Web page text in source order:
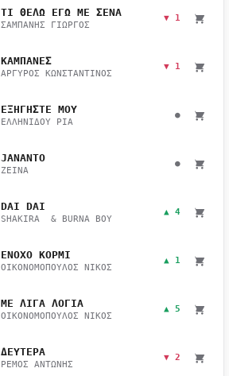
ΤΙ ΘΕΛΩ ΕΓΩ ΜΕ ΣΕΝΑ
ΣΑΜΠΑΝΗΣ ΓΙΩΡΓΟΣ
▼ 1
ΚΑΜΠΑΝΕΣ
ΑΡΓΥΡΟΣ ΚΩΝΣΤΑΝΤΙΝΟΣ
▼ 1
ΕΞΗΓΗΣΤΕ ΜΟΥ
ΕΛΛΗΝΙΔΟΥ ΡΙΑ
●
JANANTO
ZEINA
●
DAI DAI
SHAKIRA & BURNA BOY
▲ 4
ΕΝΟΧΟ ΚΟΡΜΙ
ΟΙΚΟΝΟΜΟΠΟΥΛΟΣ ΝΙΚΟΣ
▲ 1
ΜΕ ΛΙΓΑ ΛΟΓΙΑ
ΟΙΚΟΝΟΜΟΠΟΥΛΟΣ ΝΙΚΟΣ
▲ 5
ΔΕΥΤΕΡΑ
ΡΕΜΟΣ ΑΝΤΩΝΗΣ
▼ 2